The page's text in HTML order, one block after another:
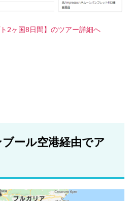
2ヶ国8日間】のツアー詳細へ
ール空港経由でア